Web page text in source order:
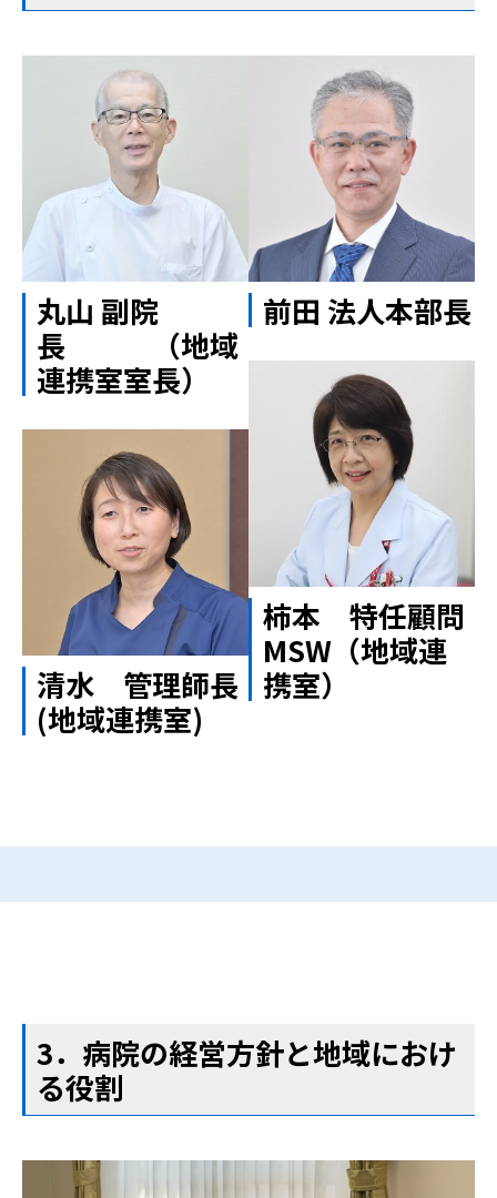
丸山 副院
長 （地域
連携室室長）
清水 管理師長
(地域連携室)
前田 法人本部長
柿本 特任顧問
MSW（地域連
携室）
3．病院の経営方針と地域におけ
る役割